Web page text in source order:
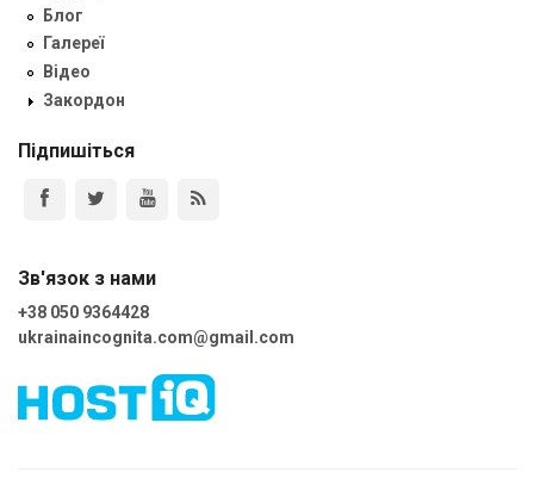
Блог
Галереї
Відео
Закордон
Підпишіться
Зв'язок з нами
+38 050 9364428
ukrainaincognita.com@gmail.com